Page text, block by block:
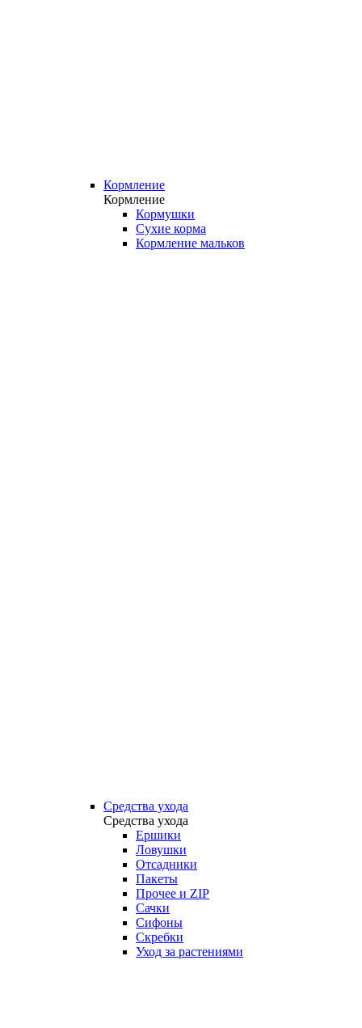
Кормление
Кормление
Кормушки
Сухие корма
Кормление мальков
Средства ухода
Средства ухода
Ершики
Ловушки
Отсадники
Пакеты
Прочее и ZIP
Сачки
Сифоны
Скребки
Уход за растениями